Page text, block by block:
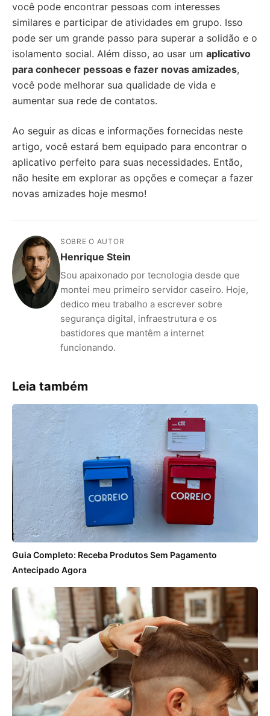
você pode encontrar pessoas com interesses
similares e participar de atividades em grupo. Isso
pode ser um grande passo para superar a solidão e o
isolamento social. Além disso, ao usar um aplicativo
para conhecer pessoas e fazer novas amizades,
você pode melhorar sua qualidade de vida e
aumentar sua rede de contatos.
Ao seguir as dicas e informações fornecidas neste
artigo, você estará bem equipado para encontrar o
aplicativo perfeito para suas necessidades. Então,
não hesite em explorar as opções e começar a fazer
novas amizades hoje mesmo!
SOBRE O AUTOR
Henrique Stein
Sou apaixonado por tecnologia desde que
montei meu primeiro servidor caseiro. Hoje,
dedico meu trabalho a escrever sobre
segurança digital, infraestrutura e os
bastidores que mantêm a internet
funcionando.
Leia também
Guia Completo: Receba Produtos Sem Pagamento
Antecipado Agora